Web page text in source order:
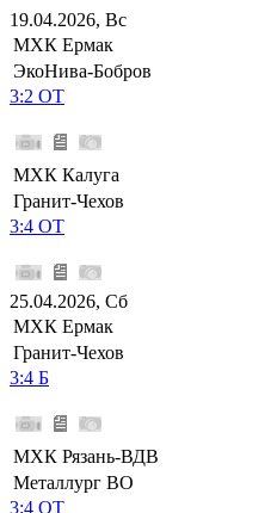
19.04.2026, Вс
МХК Ермак
ЭкоНива-Бобров
3:2 ОТ
МХК Калуга
Гранит-Чехов
3:4 ОТ
25.04.2026, Сб
МХК Ермак
Гранит-Чехов
3:4 Б
МХК Рязань-ВДВ
Металлург ВО
3:4 ОТ